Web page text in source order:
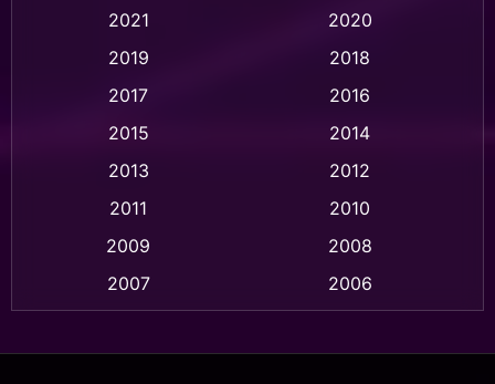
Animation แอนิเมชั่น (1)
Animation แอนิเมชัน (1)
Based on a True Story เรื่องจริง(77)
2021
2020
2019
2018
2017
2016
2015
2014
2013
2012
2011
2010
2009
2008
2007
2006
2003
2002